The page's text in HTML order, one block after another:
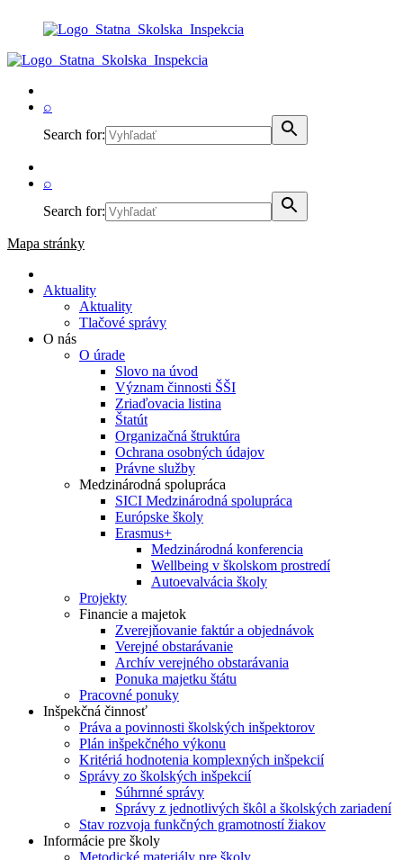
⌕
Search for:
⌕
Search for:
Mapa stránky
Aktuality
Aktuality
Tlačové správy
O nás
O úrade
Slovo na úvod
Význam činnosti ŠŠI
Zriaďovacia listina
Štatút
Organizačná štruktúra
Ochrana osobných údajov
Právne služby
Medzinárodná spolupráca
SICI Medzinárodná spolupráca
Európske školy
Erasmus+
Medzinárodná konferencia
Wellbeing v školskom prostredí
Autoevalvácia školy
Projekty
Financie a majetok
Zverejňovanie faktúr a objednávok
Verejné obstarávanie
Archív verejného obstarávania
Ponuka majetku štátu
Pracovné ponuky
Inšpekčná činnosť
Práva a povinnosti školských inšpektorov
Plán inšpekčného výkonu
Kritériá hodnotenia komplexných inšpekcií
Správy zo školských inšpekcií
Súhrnné správy
Správy z jednotlivých škôl a školských zariadení
Stav rozvoja funkčných gramotností žiakov
Informácie pre školy
Metodické materiály pre školy